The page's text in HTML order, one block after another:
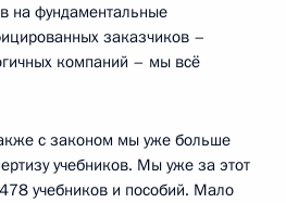
на фундаментальные
заказчиков –
компаний – мы всё
с законом мы уже больше
учебников. Мы уже за этот
учебников и пособий. Мало